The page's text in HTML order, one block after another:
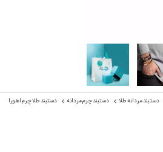
دستبند مردانه طلا دستبند چرم مردانه دستبند طلا چرم اهورا